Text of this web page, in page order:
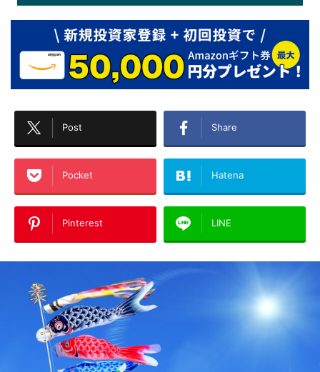
Post Share
Pocket Hatena
Pinterest LINE